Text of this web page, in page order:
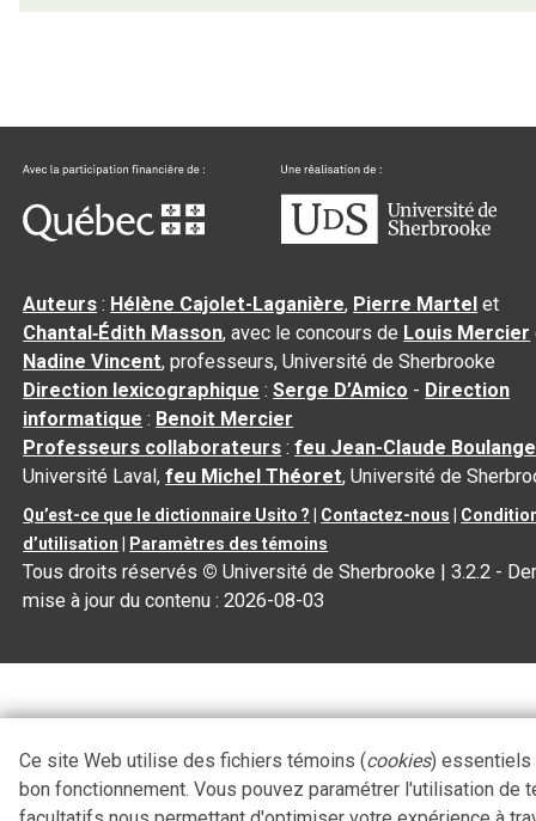
Auteurs : Hélène Cajolet-Laganière, Pierre Martel et
Chantal‑Édith Masson, avec le concours de Louis Mercier
Nadine Vincent, professeurs, Université de Sherbrooke
Direction lexicographique :Serge D’Amico - Direction
informatique : Benoit Mercier
Professeurs collaborateurs :feu Jean-Claude
Université Laval,feu Michel Théoret, Université de
Qu’est-ce que le dictionnaire Usito ? Contactez-nous
d’utilisation
Paramètres des témoins
Tous droits réservés © Université de Sherbrooke |3.2.2 -
mise à jour du contenu :2026-08-03
Ce site Web utilise des fichiers témoins (cookies) essentiels
bon fonctionnement. Vous pouvez paramétrer l'utilisation de